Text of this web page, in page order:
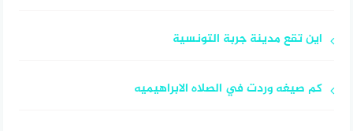
اين تقع مدينة جربة التونسية
كم صيغه وردت في الصلاه الابراهيميه